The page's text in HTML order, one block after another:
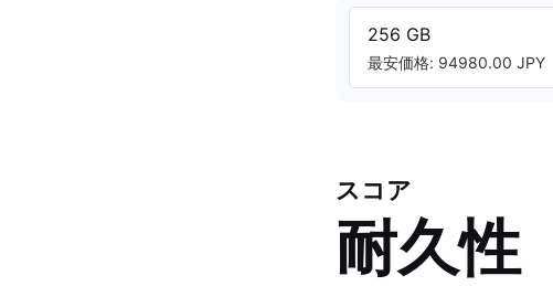
256 GB
最安価格: 94980.00 JPY
スコア
耐久性